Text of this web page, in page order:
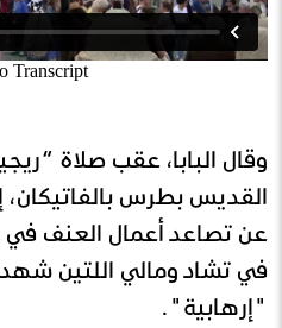
وقال البابا، عقب صلاة
القديس بطرس بالفاتيكان،
عن تصاعد أعمال العنف
في تشاد ومالي اللتين
"إرهابية".